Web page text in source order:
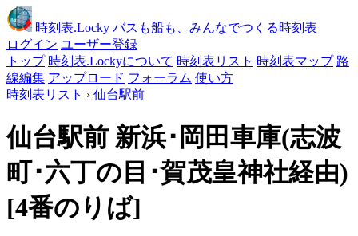
時刻表.Locky バスも船も、みんなでつくる時刻表
ログイン ユーザー登録
トップ 時刻表.Lockyについて 時刻表リスト 時刻表マップ 路
線編集 アップロード フォーラム 使い方
時刻表リスト › 仙台駅前
仙台駅前 新浜･岡田車庫(志波
町･六丁の目･賀茂皇神社経由)
[4番のりば]